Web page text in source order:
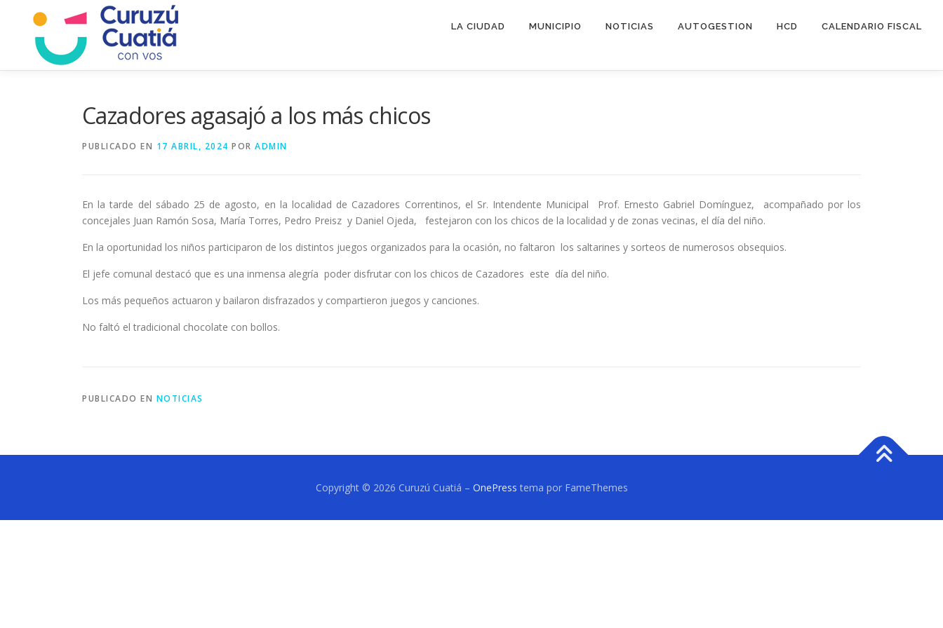
contenido
LA CIUDAD MUNICIPIO NOTICIAS AUTOGESTION HCD CALENDARIO FISCAL
Cazadores agasajó a los más chicos
PUBLICADO EN 17 ABRIL, 2024 POR ADMIN
En la tarde del sábado 25 de agosto, en la localidad de Cazadores Correntinos, el Sr. Intendente Municipal Prof. Ernesto Gabriel Domínguez, acompañado por los
concejales Juan Ramón Sosa, María Torres, Pedro Preisz y Daniel Ojeda, festejaron con los chicos de la localidad y de zonas vecinas, el día del niño.
En la oportunidad los niños participaron de los distintos juegos organizados para la ocasión, no faltaron los saltarines y sorteos de numerosos obsequios.
El jefe comunal destacó que es una inmensa alegría poder disfrutar con los chicos de Cazadores este día del niño.
Los más pequeños actuaron y bailaron disfrazados y compartieron juegos y canciones.
No faltó el tradicional chocolate con bollos.
PUBLICADO EN NOTICIAS
Copyright © 2026 Curuzú Cuatiá – OnePress tema por FameThemes